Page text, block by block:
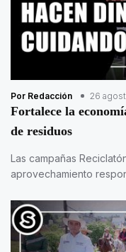
Por Redacción 26
Fortalece la
de residuos
Las campañas
aprovechamiento